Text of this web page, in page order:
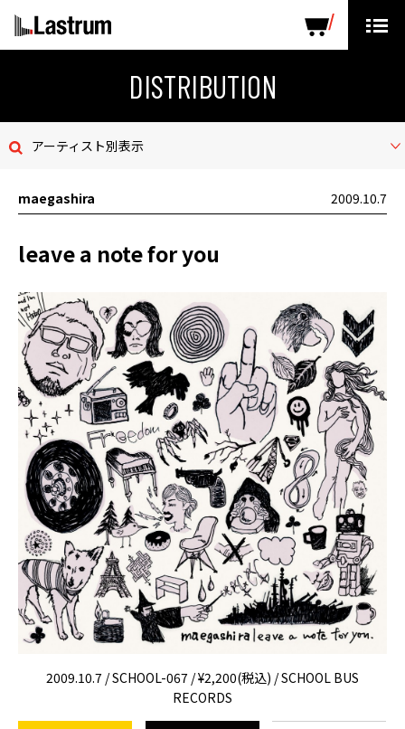
LABEL PRODUCTS
お問い合わせ
デモテープ
プライバシーポリシー
ENGLISH PAGE
DISTRIBUTION
アーティスト別表示
maegashira 2009.10.7
leave a note for you
2009.10.7 / SCHOOL-067 / ¥2,200(税込) / SCHOOL BUS
RECORDS